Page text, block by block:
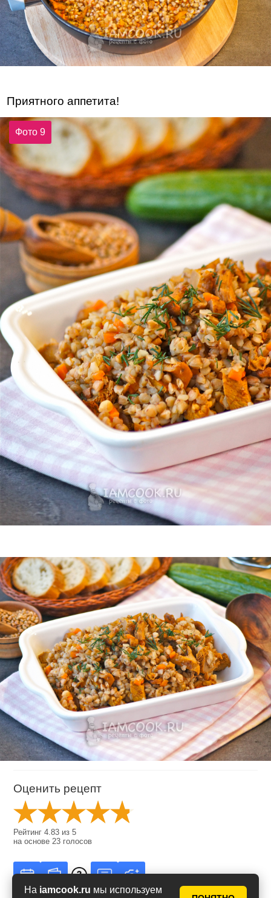
На iamcook.ru мы используем
Приятного аппетита!
Фото 9
Оценить рецепт
Рейтинг4.83 из5
на основе23 голосов